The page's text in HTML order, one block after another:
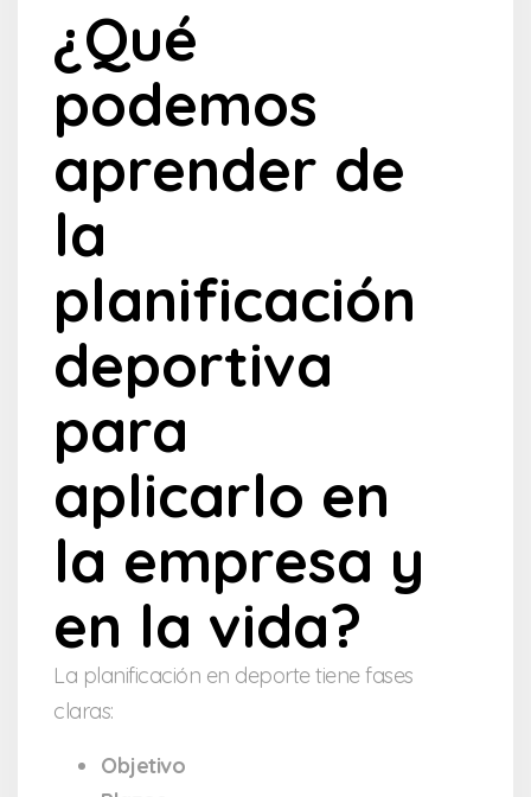
¿Qué
podemos
aprender de
la
planificación
deportiva
para
aplicarlo en
la empresa y
en la vida?
La planificación en deporte tiene fases
claras:
Objetivo